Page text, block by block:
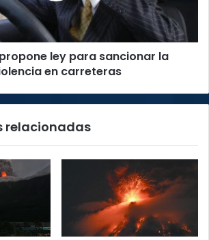
ley para sancionar la
en carreteras
relacionadas